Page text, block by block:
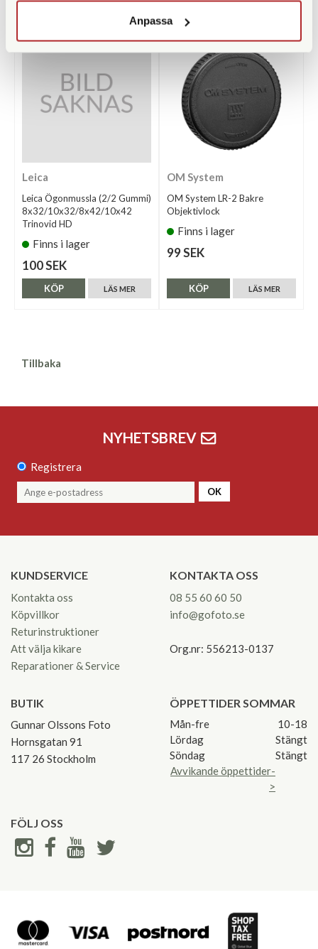
Anpassa
LÄS MER
KÖP LÄS MER
KÖP
Leica
Leica Ögonmussla (2/2 Gummi)
8x32/10x32/8x42/10x42
Trinovid HD
Finns i lager
100 SEK
LÄS MER
KÖP
OM System
OM System LR-2 Bakre
Objektivlock
Finns i lager
99 SEK
LÄS MER
KÖP
Tillbaka
NYHETSBREV
Registrera
OK
KUNDSERVICE
Kontakta oss
Köpvillkor
Returinstruktioner
Att välja kikare
Reparationer & Service
KONTAKTA OSS
08 55 60 60 50
info@gofoto.se
Org.nr: 556213-0137
BUTIK
Gunnar Olssons Foto
Hornsgatan 91
117 26 Stockholm
ÖPPETTIDER SOMMAR
Mån-fre
10-18
Lördag
Stängt
Söndag
Stängt
Avvikande öppettider-
>
FÖLJ OSS